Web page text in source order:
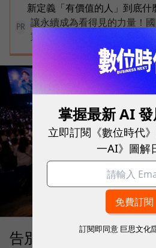
新定義「有價值的人」到底什
PR
讓永續成為看得見的力量！
重榮譽認證，放大永續價值影
告別「極速迷思」！
掌握最新 AI 發
立即訂閱《數位時代
一AI》圖解
訂閱即同意 巨思文化